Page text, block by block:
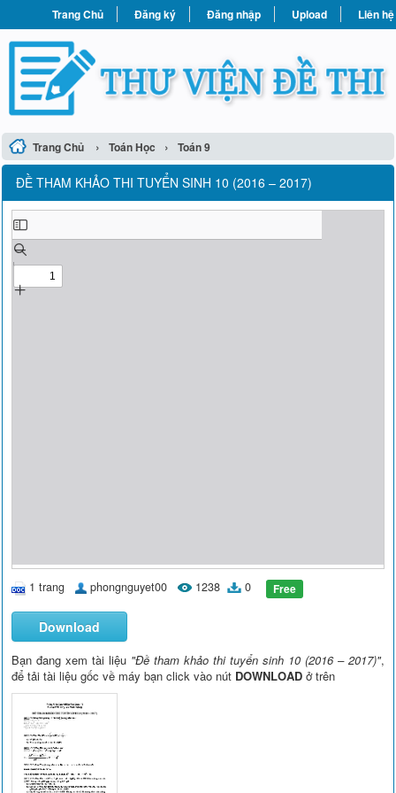
Trang Chủ Đăng ký Đăng nhập Upload Liên hệ
Trang Chủ › Toán Học › Toán 9
ĐỀ THAM KHẢO THI TUYỂN SINH 10 (2016 – 2017)
1 trang phongnguyet00 1238 0 Free
Download
Bạn đang xem tài liệu "Đề tham khảo thi tuyển sinh 10 (2016 – 2017)",
để tải tài liệu gốc về máy bạn click vào nút DOWNLOAD ở trên